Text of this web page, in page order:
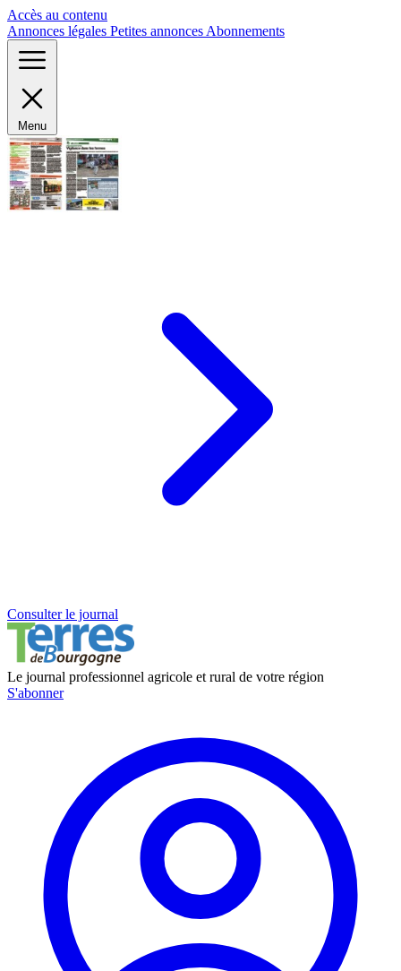
Accès au contenu
Annonces légales Petites annonces Abonnements
Menu
Consulter le journal
Le journal professionnel agricole et rural de votre région
S'abonner
Panneau de gestion des cookies